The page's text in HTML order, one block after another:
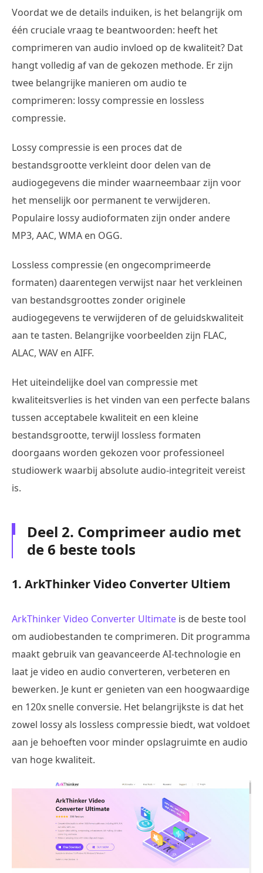
Voordat we de details induiken, is het belangrijk om
één cruciale vraag te beantwoorden: heeft het
comprimeren van audio invloed op de kwaliteit? Dat
hangt volledig af van de gekozen methode. Er zijn
twee belangrijke manieren om audio te
comprimeren: lossy compressie en lossless
compressie.
Lossy compressie is een proces dat de
bestandsgrootte verkleint door delen van de
audiogegevens die minder waarneembaar zijn voor
het menselijk oor permanent te verwijderen.
Populaire lossy audioformaten zijn onder andere
MP3, AAC, WMA en OGG.
Lossless compressie (en ongecomprimeerde
formaten) daarentegen verwijst naar het verkleinen
van bestandsgroottes zonder originele
audiogegevens te verwijderen of de geluidskwaliteit
aan te tasten. Belangrijke voorbeelden zijn FLAC,
ALAC, WAV en AIFF.
Het uiteindelijke doel van compressie met
kwaliteitsverlies is het vinden van een perfecte balans
tussen acceptabele kwaliteit en een kleine
bestandsgrootte, terwijl lossless formaten
doorgaans worden gekozen voor professioneel
studiowerk waarbij absolute audio-integriteit vereist
is.
Deel 2. Comprimeer audio met
de 6 beste tools
1. ArkThinker Video Converter Ultiem
ArkThinker Video Converter Ultimate is de beste tool
om audiobestanden te comprimeren. Dit programma
maakt gebruik van geavanceerde AI-technologie en
laat je video en audio converteren, verbeteren en
bewerken. Je kunt er genieten van een hoogwaardige
en 120x snelle conversie. Het belangrijkste is dat het
zowel lossy als lossless compressie biedt, wat voldoet
aan je behoeften voor minder opslagruimte en audio
van hoge kwaliteit.